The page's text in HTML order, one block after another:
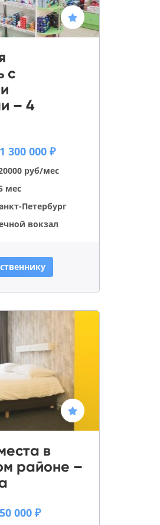
с
– 4
300 000 ₽
руб/мес
мес
Петербург
вокзал
в
районе –
000 ₽